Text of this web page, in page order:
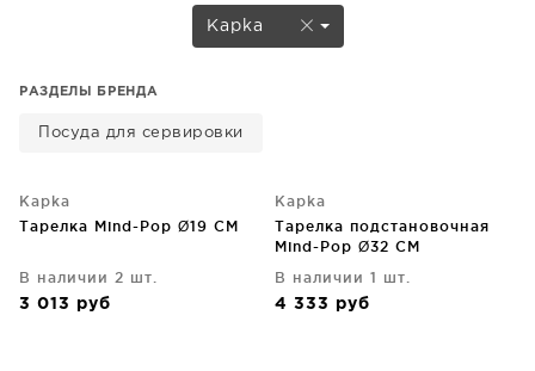
Kapka
РАЗДЕЛЫ БРЕНДА
Посуда для сервировки
Kapka
Тарелка Mind-Pop Ø19 CM
В наличии 2 шт.
3 013 руб
Kapka
Тарелка подстановочная
Mind-Pop Ø32 CM
В наличии 1 шт.
4 333 руб